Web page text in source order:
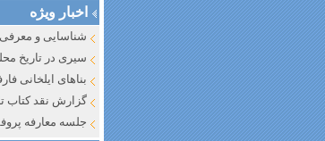
اخبار ویژه
سیری در تاریخ